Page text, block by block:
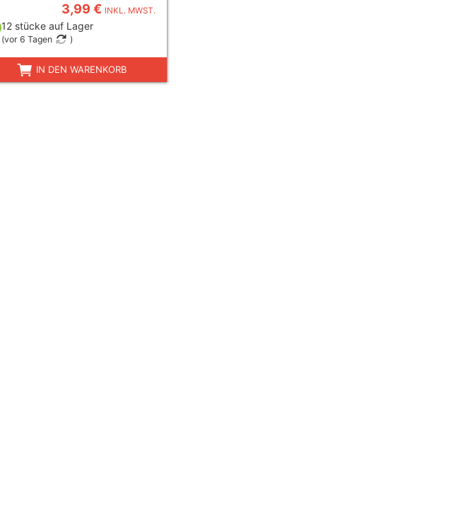
3,99 € INKL. MWST.
12 stücke auf Lager
(vor 6 Tagen )
IN DEN WARENKORB